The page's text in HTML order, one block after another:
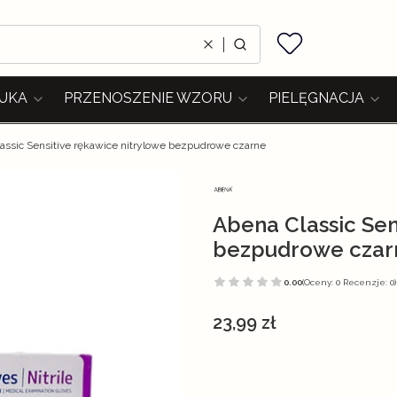
WyczyśćSzukaj Ulubione
PRZENOSZENIE WZORU PIELĘGNACJA
Sensitive rękawice nitrylowe bezpudrowe czarne
Abena Classic
bezpudrowe
0.00(Oceny: 0 Recenzje: 0)
Cena
23,99 zł